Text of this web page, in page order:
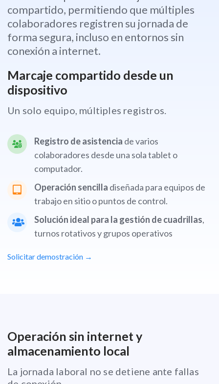
compartido, permitiendo que múltiples
colaboradores registren su jornada de
forma segura, incluso en entornos sin
conexión a internet.
Marcaje compartido desde un
dispositivo
Un solo equipo, múltiples registros.
Registro de asistencia de varios
colaboradores desde una sola tablet o
computador.
Operación sencilla diseñada para equipos de
trabajo en sitio o puntos de control.
Solución ideal para la gestión de cuadrillas,
turnos rotativos y grupos operativos
Solicitar demostración →
Operación sin internet y
almacenamiento local
La jornada laboral no se detiene ante fallas